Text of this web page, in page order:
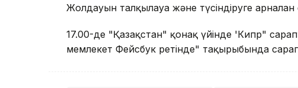
Жолдауын талқылауға және түсіндіруге
17.00-де "Қазақстан" қонақ үйінде 'Кипр"
мемлекет Фейсбук ретінде" тақырыбында